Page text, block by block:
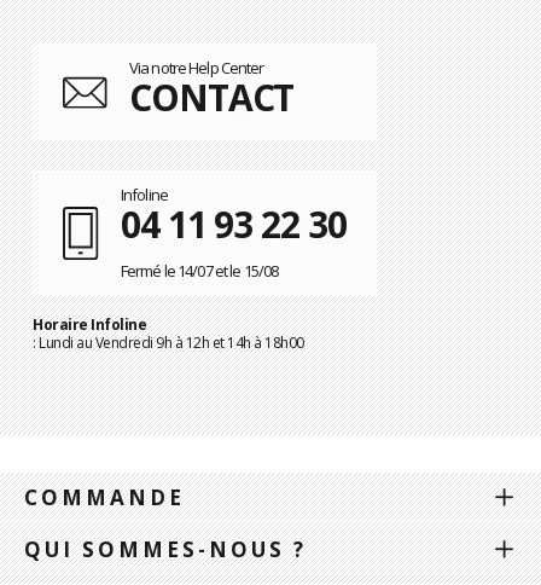
Via notre Help Center
CONTACT
Infoline
04 11 93 22 30
Fermé le 14/07 et le 15/08
Horaire Infoline
: Lundi au Vendredi 9h à 12h et 14h à 18h00
COMMANDE
QUI SOMMES-NOUS ?